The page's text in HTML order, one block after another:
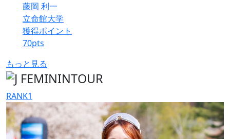
藤岡 利一
立命館大学
獲得ポイント
70pts
もっと見る
RANK1